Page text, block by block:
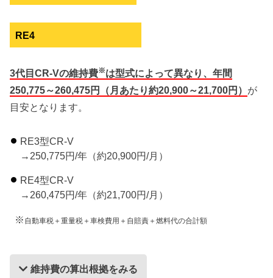
RE4
3代目CR-Vの維持費※は型式によって異なり、年間
250,775～260,475円（月あたり約20,900～21,700円） が
目安となります。
RE3型CR-V
→250,775円/年（約20,900円/月）
RE4型CR-V
→260,475円/年（約21,700円/月）
※ 自動車税＋重量税＋車検費用＋自賠責＋燃料代の合計額
維持費の算出根拠をみる